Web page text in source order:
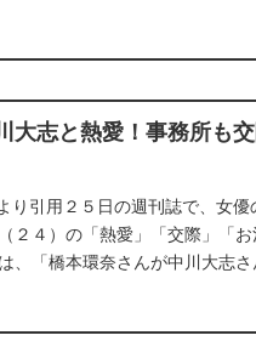
大志と熱愛！事務所も
り引用２５日の週刊誌で、女
２４）の「熱愛」「交際」「
、「橋本環奈さんが中川大志さ